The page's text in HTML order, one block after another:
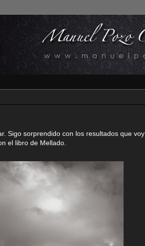
Sigo sorprendido con los resultados que voy
el libro de Mellado.